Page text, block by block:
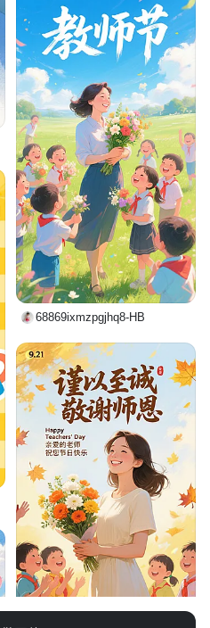
68869ixmzpgjhq8-HB